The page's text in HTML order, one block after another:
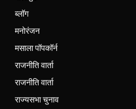
ब्लॉग
मनोरंजन
मसाला पॉपकॉर्न
राजनीति वार्ता
राजनीति वार्ता
राज्यसभा चुनाव